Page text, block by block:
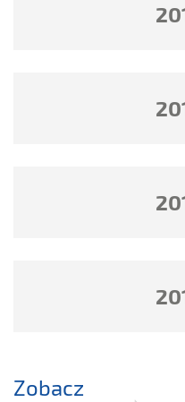
Zobacz